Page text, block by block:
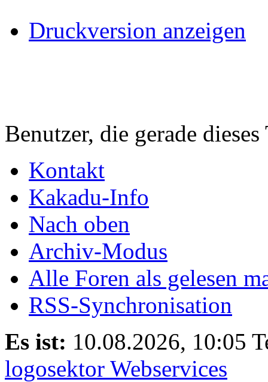
Druckversion anzeigen
Benutzer, die gerade
Kontakt
Kakadu-Info
Nach oben
Archiv-Modus
Alle Foren als gelesen
RSS-Synchronisation
Es ist: 10.08.2026, 10:05
logosektor Webservices